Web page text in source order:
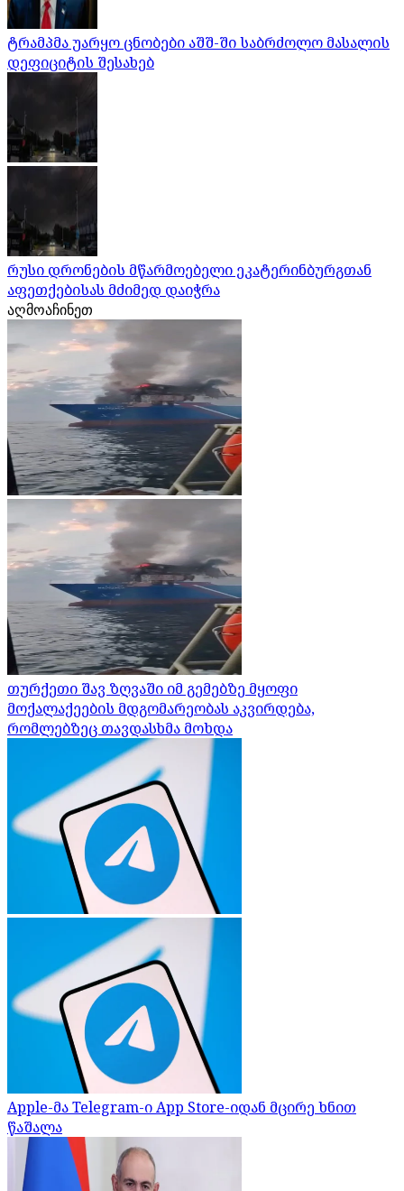
ტრამპმა უარყო ცნობები აშშ-ში საბრძოლო მასალის
დეფიციტის შესახებ
რუსი დრონების მწარმოებელი ეკატერინბურგთან
აფეთქებისას მძიმედ დაიჭრა
აღმოაჩინეთ
თურქეთი შავ ზღვაში იმ გემებზე მყოფი
მოქალაქეების მდგომარეობას აკვირდება,
რომლებზეც თავდასხმა მოხდა
Apple-მა Telegram-ი App Store-იდან მცირე ხნით
წაშალა